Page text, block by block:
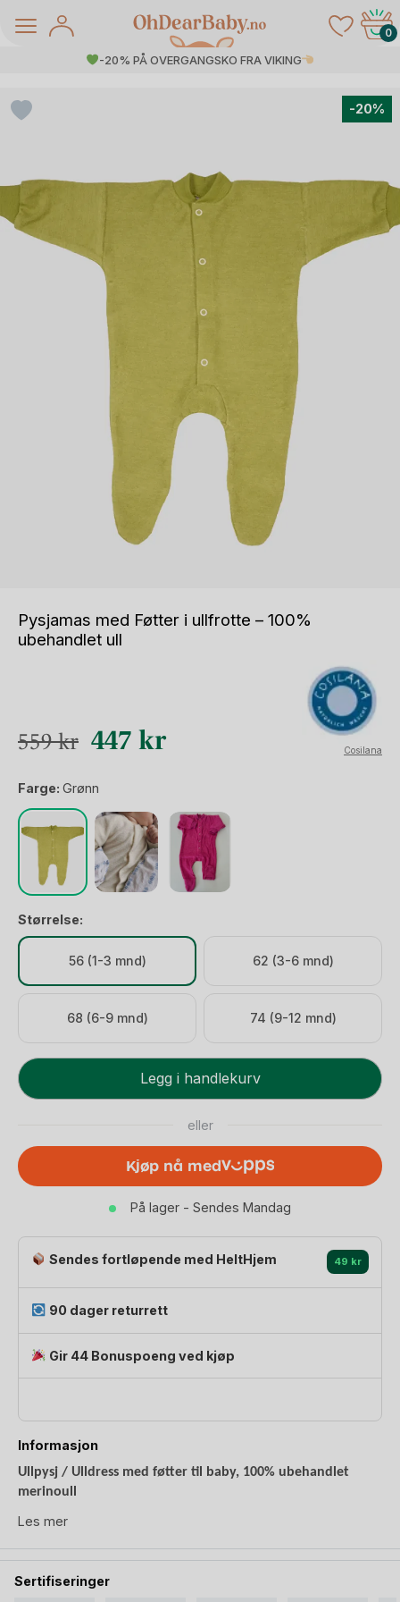
0
-20% PÅ OVERGANGSKO FRA VIKING
-20%
Pysjamas med Føtter i ullfrotte – 100%
ubehandlet ull
559kr Opprinnelig
var:
559 kr.
447krNåværende
447 kr.
Cosilana
Farge: Grønn
Størrelse:
56 (1-3 mnd) 62 (3-6 mnd)
68 (6-9 mnd) 74 (9-12 mnd)
Pysjamas
med
ullfrotte
-
ull
antall
Legg i handlekurv
eller
Kjøp nå med
På lager - Sendes Mandag
Sendes fortløpende med HeltHjem 49 kr
90 dager returrett
Gir 44 Bonuspoeng ved kjøp
Informasjon
Ullpysj / Ulldress med føtter til baby, 100% ubehandlet
merinoull
Myk og varm heldress med føtter i ullfrotte av ubehandlet
ulldressen fra Cosilana er lett og ta av og på med sine
«trykknapper» foran. En perfekt gave til nyfødt, spesielt høst-
Les mer
Sertifiseringer